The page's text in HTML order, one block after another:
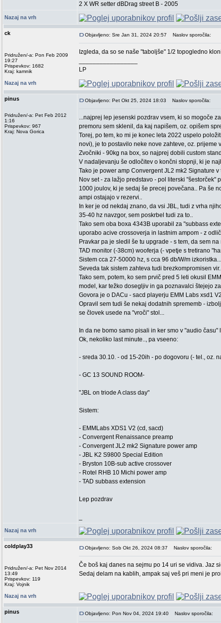
2 X WR setter dBDrag street B - 2005
Nazaj na vrh
ck
Pridružen/-a: Pon Feb 2009
19:27
Prispevkov: 1682
Kraj: kamnik
Objavljeno: Sre Jan 31, 2024 20:57 Naslov sporočila:
Izgleda, da so se naše "taboljše" 1/2 topogledno
LP
Nazaj na vrh
pinus
Pridružen/-a: Pet Feb 2012
1:16
Prispevkov: 967
Kraj: Nova Gorica
Objavljeno: Pet Okt 25, 2024 18:03 Naslov sporočila:
...najprej lep jesenski pozdrav vsem, ki so mogoče
premoru sem sklenil, da kaj napišem, oz. opišem
Torej, po tem, ko mi je konec leta 2022 uspelo
novi), je to postavilo neke nove zahteve, oz. prijeme
Zvočniki - 90kg na box, so najprej dobili custom
V nadaljevanju še odločitev o končni stopnji, ki je
Tako je power amp Convergent JL2 mk2 Signature
Nov set - za lažjo predstavo - pol literski
1000 joulov, ki je sedaj še precej povečana.. Pa še
ampi ostajajo v rezervi..
In ker je od nekdaj znano, da vsi JBL, tudi z vrha
35-40 hz navzgor, sem poskrbel tudi za to..
Tako sem oba boxa 4343B uporabil za "subbass
uporabo acive crossoverja in lastnim ampom - z
Pravkar pa je sledil še tu upgrade - s tem, da sem
TAD monitor (-38cm) wooferja (- vpetje s tretirano
Sistem cca 27-50000 hz, s cca 96 db/W/m
Seveda tak sistem zahteva tudi brezkompromisen
Tako sem, potem, ko sem prvič pred 5 leti okusil
model, kar težko dosegljiv in ga poznavalci štejejo
Govora je o DACu - sacd playerju EMM Labs xsd1
Opravil sem tudi še nekaj dodatnih sprememb -
se človek usede na "vroči" stol...
In da ne bomo samo pisali in ker smo v "audio času"
Ok, nekoliko last minute.., pa vseeno:
- sreda 30.10. - od 15-20ih - po dogovoru (- tel., oz.
- GC 13 SOUND ROOM-
"JBL on triode A class day"
Sistem:
- EMMLabs XDS1 V2 (cd, sacd)
- Convergent Renaissance preamp
- Convergent JL2 mk2 Signature power amp
- JBL K2 S9800 Special Edition
- Bryston 10B-sub active crossover
- Rotel RHB 10 Michi power amp
- TAD subbass extension
Lep pozdrav
Nazaj na vrh
coldplay33
Pridružen/-a: Pet Nov 2014
13:49
Prispevkov: 119
Kraj: Vojnik
Objavljeno: Sob Okt 26, 2024 08:37 Naslov sporočila:
Če boš kaj danes na sejmu po 14 uri se vidiva. Jaz
Sedaj delam na kablih, ampak saj veš pri meni je
Nazaj na vrh
pinus Objavljeno: Pon Nov 04, 2024 19:40 Naslov sporočila: